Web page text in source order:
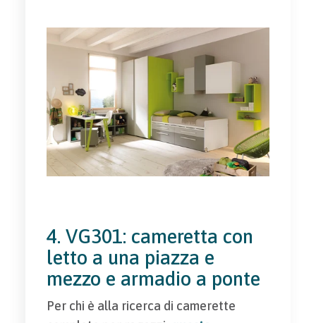
4. VG301: cameretta con
letto a una piazza e
mezzo e armadio a ponte
Per chi è alla ricerca di camerette